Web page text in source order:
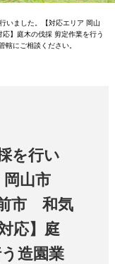
ました。【対応エリア 岡山
庭木の伐採 剪定作業を行う
にご相談ください。
を行い
岡山市
市 和気
応】庭
造園業